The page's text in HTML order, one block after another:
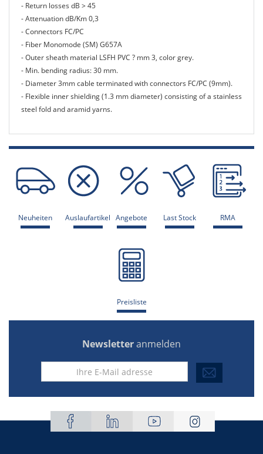
- Return losses dB > 45
- Attenuation dB/Km 0,3
- Connectors FC/PC
- Fiber Monomode (SM) G657A
- Outer sheath material LSFH PVC ? mm 3, color grey.
- Min. bending radius: 30 mm.
- Diameter 3mm cable terminated with connectors FC/PC (9mm).
- Flexible inner shielding (1.3 mm diameter) consisting of a stainless
steel fold and aramid yarns.
Neuheiten Auslaufartikel Angebote Last Stock RMA
Preisliste
Newsletteranmelden